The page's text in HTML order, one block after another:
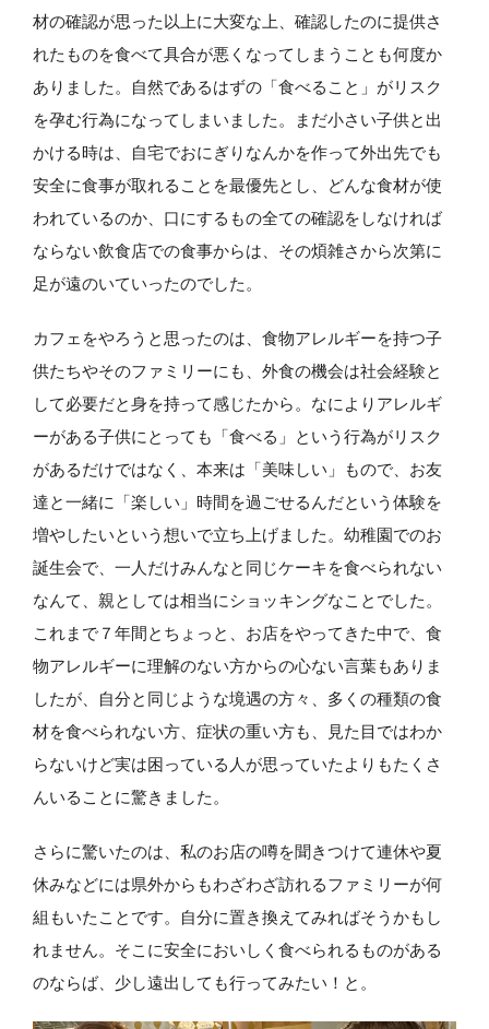
材の確認が思った以上に大変な上、確認したのに提供さ
れたものを食べて具合が悪くなってしまうことも何度か
ありました。自然であるはずの「食べること」がリスク
を孕む行為になってしまいました。まだ小さい子供と出
かける時は、自宅でおにぎりなんかを作って外出先でも
安全に食事が取れることを最優先とし、どんな食材が使
われているのか、口にするもの全ての確認をしなければ
ならない飲食店での食事からは、その煩雑さから次第に
足が遠のいていったのでした。
カフェをやろうと思ったのは、食物アレルギーを持つ子
供たちやそのファミリーにも、外食の機会は社会経験と
して必要だと身を持って感じたから。なによりアレルギ
ーがある子供にとっても「食べる」という行為がリスク
があるだけではなく、本来は「美味しい」もので、お友
達と一緒に「楽しい」時間を過ごせるんだという体験を
増やしたいという想いで立ち上げました。幼稚園でのお
誕生会で、一人だけみんなと同じケーキを食べられない
なんて、親としては相当にショッキングなことでした。
これまで７年間とちょっと、お店をやってきた中で、食
物アレルギーに理解のない方からの心ない言葉もありま
したが、自分と同じような境遇の方々、多くの種類の食
材を食べられない方、症状の重い方も、見た目ではわか
らないけど実は困っている人が思っていたよりもたくさ
んいることに驚きました。
さらに驚いたのは、私のお店の噂を聞きつけて連休や夏
休みなどには県外からもわざわざ訪れるファミリーが何
組もいたことです。自分に置き換えてみればそうかもし
れません。そこに安全においしく食べられるものがある
のならば、少し遠出しても行ってみたい！と。